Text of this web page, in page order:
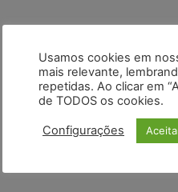
Usamos cookies em
mais relevante,
repetidas. Ao clicar em
de TODOS os cookies.
Configurações